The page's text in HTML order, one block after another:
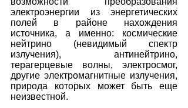
электроэнергии из энергетических
полей в районе нахождения
источника, а именно: космические
нейтрино (невидимый спектр
излучения), антинейтрино,
терагерцевые волны, электросмог,
другие электромагнитные излучения,
природа которых может быть еще
неизвестной.